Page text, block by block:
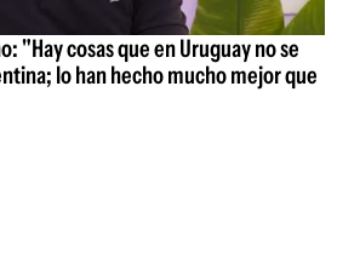
"Hay cosas que en Uruguay no se
lo han hecho mucho mejor que